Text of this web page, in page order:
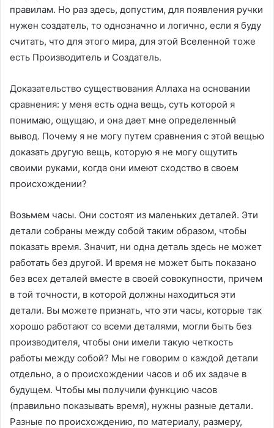
правилам. Но раз здесь, допустим, для появления ручки
нужен создатель, то однозначно и логично, если я буду
считать, что для этого мира, для этой Вселенной тоже
есть Производитель и Создатель.
Доказательство существования Аллаха на основании
сравнения: у меня есть одна вещь, суть которой я
понимаю, ощущаю, и она дает мне определенный
вывод. Почему я не могу путем сравнения с этой вещью
доказать другую вещь, которую я не могу ощутить
своими руками, когда они имеют сходство в своем
происхождении?
Возьмем часы. Они состоят из маленьких деталей. Эти
детали собраны между собой таким образом, чтобы
показать время. Значит, ни одна деталь здесь не может
работать без другой. И время не может быть показано
без всех деталей вместе в своей совокупности, причем
в той точности, в которой должны находиться эти
детали. Вы можете признать, что эти часы, которые так
хорошо работают со всеми деталями, могли быть без
производителя, чтобы они имели такую четкость
работы между собой? Мы не говорим о каждой детали
отдельно, а о происхождении часов и об их задаче в
будущем. Чтобы мы получили функцию часов
(правильно показывать время), нужны разные детали.
Разные по происхождению, по материалу, размеру,